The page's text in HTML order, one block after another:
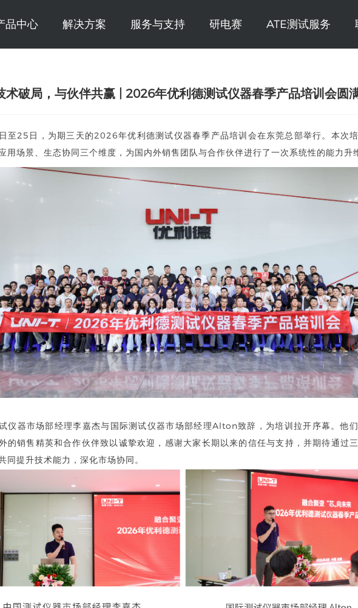
品中心 解决方案 服务与支持 研电赛 ATE测试服务
术破局，与伙伴共赢 | 2026年优利德测试仪器春季产品培训会圆
至25日，为期三天的2026年优利德测试仪器春季产品培训会在东莞总部举行。本次
用场景、生态协同三个维度，为国内外销售团队与合作伙伴进行了一次系统性的能力升
仪器市场部经理李嘉杰与国际测试仪器市场部经理Alton致辞，为培训拉开序幕。他
的销售精英和合作伙伴致以诚挚欢迎，感谢大家长期以来的信任与支持，并期待通过
同提升技术能力，深化市场协同。